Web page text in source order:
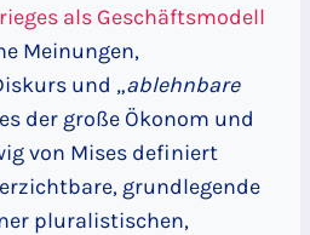
als Geschäftsmodell
Meinungen,
und „ablehnbare
der große Ökonom und
von Mises definiert
grundlegende
pluralistischen,